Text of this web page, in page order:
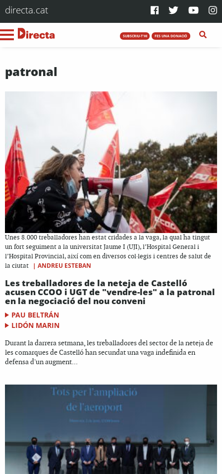
directa.cat
SUBSCRIU-T'HI FES UNA DONACIÓ
patronal
Unes 8.000 treballadores han estat cridades a la vaga, la qual ha tingut
un fort seguiment a la universitat Jaume I (UJI), l’Hospital General i
l’Hospital Provincial, així com en diversos col·legis i centres de salut de
la ciutat
| ANDREU ESTEBAN
Les treballadores de la neteja de Castelló
acusen CCOO i UGT de "vendre-les" a la patronal
en la negociació del nou conveni
PAU BELTRÁN
LIDÓN MARIN
Durant la darrera setmana, les treballadores del sector de la neteja de
les comarques de Castelló han secundat una vaga indefinida en
defensa d'un augment...